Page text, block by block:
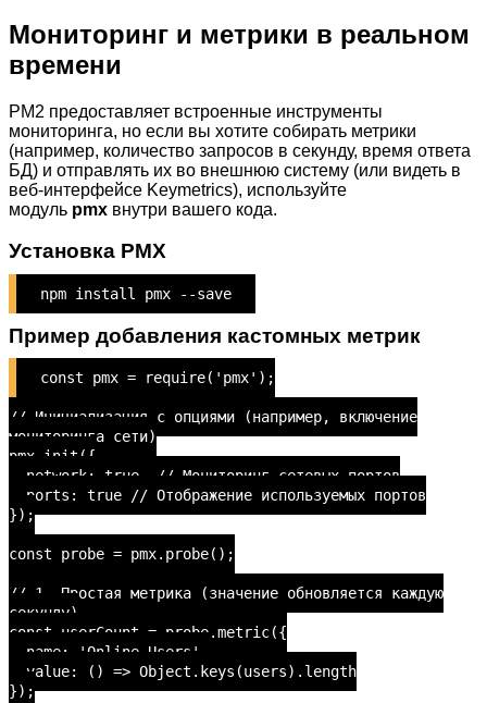
Мониторинг и метрики в реальном
времени
PM2 предоставляет встроенные инструменты
мониторинга, но если вы хотите собирать метрики
(например, количество запросов в секунду, время ответа
БД) и отправлять их во внешнюю систему (или видеть в
веб-интерфейсе Keymetrics), используйте
модуль pmx внутри вашего кода.
Установка PMX
npm install pmx --save
Пример добавления кастомных метрик
const pmx = require('pmx');
// Инициализация с опциями (например, включение
мониторинга сети)
pmx.init({
network: true, // Мониторинг сетевых портов
ports: true // Отображение используемых портов
});
const probe = pmx.probe();
// 1. Простая метрика (значение обновляется каждую
секунду)
const userCount = probe.metric({
name: 'Online Users',
value: () => Object.keys(users).length
});